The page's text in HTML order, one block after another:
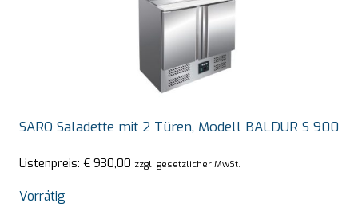
SARO Saladette mit 2 Türen, Modell BALDUR S 900
Listenpreis: € 930,00 zzgl. gesetzlicher MwSt.
Vorrätig